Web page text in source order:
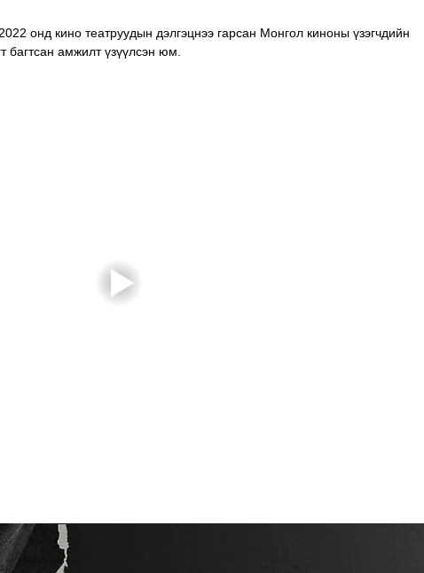
онд кино театруудын дэлгэцнээ гарсан Монгол киноны үзэгчдийн
багтсан амжилт үзүүлсэн юм.